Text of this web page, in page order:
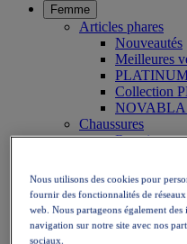
Femme
Articles phares
Nouveautés
Meilleures
Collection
Chaussures
Running
Tennis
Volley
Handball
Padel
Nous utilisons des cookies pour
fournir des fonctionnalités de
web. Nous partageons également
navigation sur notre site avec nos
sociaux.